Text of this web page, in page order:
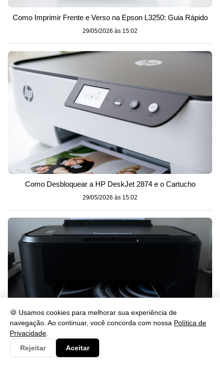
🍪 Usamos cookies para melhorar sua experiência de
navegação. Ao continuar, você concorda com nossa Política de
Privacidade
Rejeitar
Aceitar
Como Imprimir Frente e Verso na Epson L3250: Guia Rápido
29/05/2026 às 15:02
Como Desbloquear a HP DeskJet 2874 e o Cartucho
29/05/2026 às 15:02
Impressora imprimindo com listras: causas e como resolver